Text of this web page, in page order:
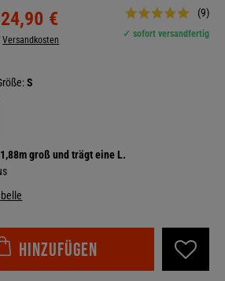
24,90 €
Versandkosten
(9)
✓ sofort versandfertig
S
groß und trägt eine L.
Hinzufügen